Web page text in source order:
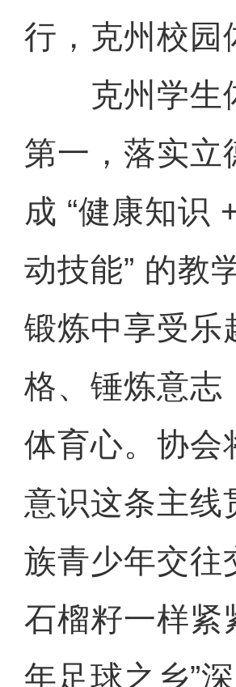
行，克州校园
克州学生体
第一，落实立
成 “健康知识
动技能” 的教
锻炼中享受乐
格、锤炼意志
体育心。协会
意识这条主线
族青少年交往
石榴籽一样紧
年足球之乡”